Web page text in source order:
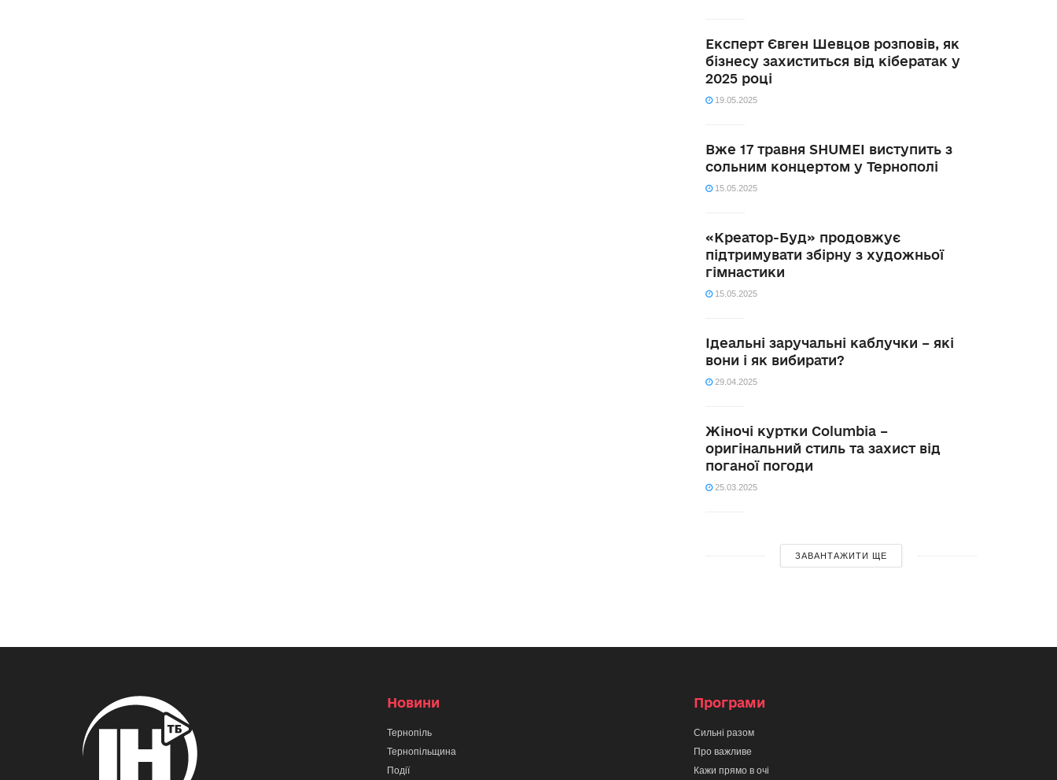
Експерт Євген Шевцов розповів, як
бізнесу захиститься від кібератак у
2025 році
19.05.2025
Вже 17 травня SHUMEI виступить з
сольним концертом у Тернополі
15.05.2025
«Креатор-Буд» продовжує
підтримувати збірну з художньої
гімнастики
15.05.2025
Ідеальні заручальні каблучки – які
вони і як вибирати?
29.04.2025
Жіночі куртки Columbia –
оригінальний стиль та захист від
поганої погоди
25.03.2025
ЗАВАНТАЖИТИ ЩЕ
Новини
Тернопіль
Тернопільщина
Події
Програми
Сильні разом
Про важливе
Кажи прямо в очі